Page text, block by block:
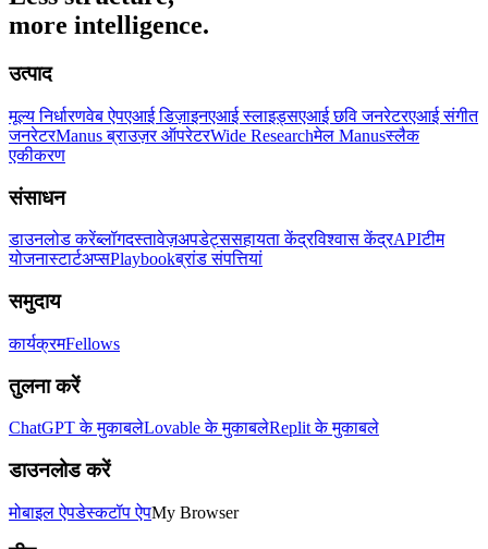
more intelligence.
उत्पाद
मूल्य निर्धारणवेब ऐपएआई डिज़ाइनएआई स्लाइड्सएआई छवि जनरेटरएआई संगीत
जनरेटरManus ब्राउज़र ऑपरेटरWide Researchमेल Manusस्लैक
एकीकरण
संसाधन
डाउनलोड करेंब्लॉगदस्तावेज़अपडेट्ससहायता केंद्रविश्वास केंद्रAPIटीम
योजनास्टार्टअप्सPlaybookब्रांड संपत्तियां
समुदाय
कार्यक्रमFellows
तुलना करें
ChatGPT के मुकाबलेLovable के मुकाबलेReplit के मुकाबले
डाउनलोड करें
मोबाइल ऐपडेस्कटॉप ऐपMy Browser